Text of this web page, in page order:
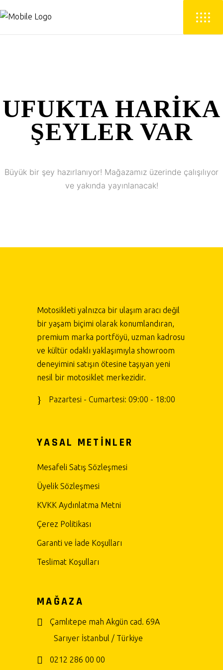
UFUKTA HARIKA
ŞEYLER VAR
Büyük bir şey hazırlanıyor! Mağazamız üzerinde çalışılıyor
ve yakında yayınlanacak!
Motosikleti yalnızca bir ulaşım aracı değil
bir yaşam biçimi olarak konumlandıran,
premium marka portföyü, uzman kadrosu
ve kültür odaklı yaklaşımıyla showroom
deneyimini satışın ötesine taşıyan yeni
nesil bir motosiklet merkezidir.
Pazartesi - Cumartesi: 09:00 - 18:00
YASAL METİNLER
Mesafeli Satış Sözleşmesi
Üyelik Sözleşmesi
KVKK Aydınlatma Metni
Çerez Politikası
Garanti ve İade Koşulları
Teslimat Koşulları
MAĞAZA
Çamlıtepe mah Akgün cad. 69A
Sarıyer İstanbul / Türkiye
0212 286 00 00